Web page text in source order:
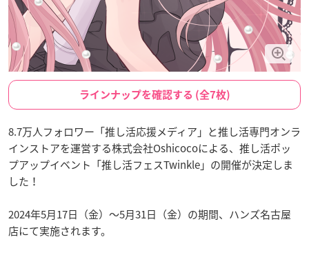
ラインナップを確認する (全7枚)
8.7万人フォロワー「推し活応援メディア」と推し活専門オンラ
インストアを運営する株式会社Oshicocoによる、推し活ポッ
プアップイベント「推し活フェスTwinkle」の開催が決定しま
した！
2024年5月17日（金）～5月31日（金）の期間、ハンズ名古屋
店にて実施されます。